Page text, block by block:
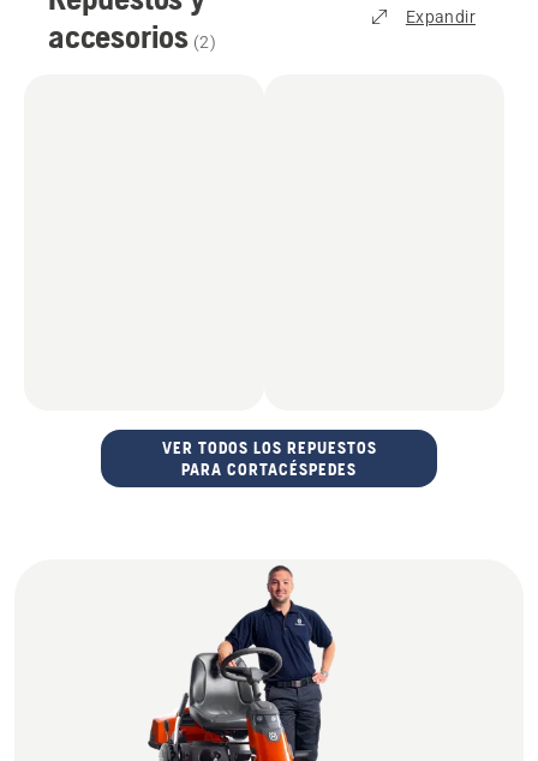
accesorios (2)
Expandir
VER TODOS LOS REPUESTOS
PARA CORTACÉSPEDES